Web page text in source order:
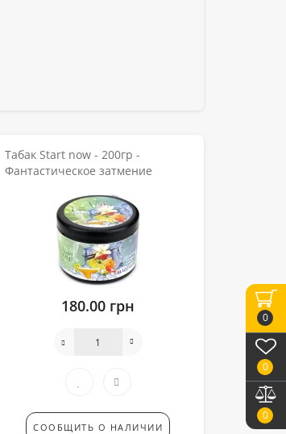
0
0
0
Табак Start now - 200гр -
Фантастическое затмение
180.00 грн
СООБЩИТЬ О НАЛИЧИИ